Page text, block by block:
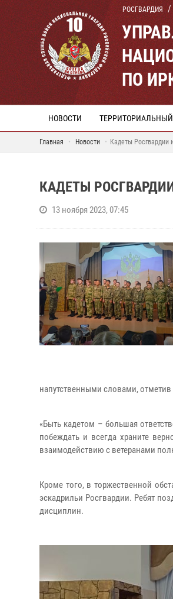
РОСГВАРДИЯ
ПО
НОВОСТИ ТЕРРИТОРИАЛЬНЫЙ
Главная Новости Кадеты Росгвардии
КАДЕТЫ
13 ноября 2023, 07:45
напутственными словами,
«Быть кадетом – большая
побеждать и всегда храните
взаимодействию с ветеранами
Кроме того, в торжественной
эскадрильи Росгвардии. Ребят
дисциплин.